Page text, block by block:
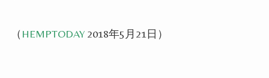
（ HEMPTODAY2018年5月21日）